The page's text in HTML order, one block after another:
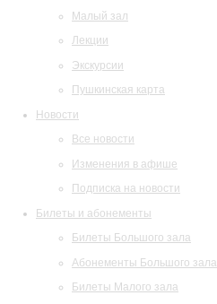
Малый зал
Лекции
Экскурсии
Пушкинская карта
Новости
Все новости
Изменения в афише
Подписка на новости
Билеты и абонементы
Билеты Большого зала
Абонементы Большого зала
Билеты Малого зала